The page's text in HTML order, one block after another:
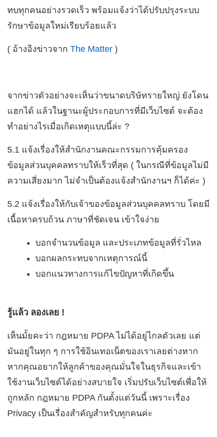
ทบทุกคนอย่างรวดเร็ว พร้อมแจ้งว่าได้ปรับปรุงระบบ
รักษาข้อมูลใหม่เรียบร้อยแล้ว
( อ้างอิงข่าวจาก The Matter )
จากข่าวตัวอย่างจะเห็นว่าขนาดบริษัทรายใหญ่ ยังโดน
แฮกได้ แล้วในฐานะผู้ประกอบการที่มีเว็บไซต์ จะต้อง
ทำอย่างไรเมื่อเกิดเหตุแบบนี้ล่ะ ?
5.1 แจ้งเรื่องให้สำนักงานคณะกรรมการคุ้มครอง
ข้อมูลส่วนบุคคลทราบให้เร็วที่สุด ( ในกรณีที่ข้อมูลไม่มี
ความเสี่ยงมาก ไม่จำเป็นต้องแจ้งสำนักงานฯ ก็ได้ค่ะ )
5.2 แจ้งเรื่องให้กับเจ้าของข้อมูลส่วนบุคคลทราบ โดยมี
เนื้อหาครบถ้วน ภาษาที่ชัดเจน เข้าใจง่าย
บอกจำนวนข้อมูล และประเภทข้อมูลที่รั่วไหล
บอกผลกระทบจากเหตุการณ์นี้
บอกแนวทางการแก้ไขปัญหาที่เกิดขึ้น
รู้แล้ว ลองเลย !
เห็นมั้ยคะว่า กฎหมาย PDPA ไม่ได้อยู่ไกลตัวเลย แต่
มันอยู่ในทุก ๆ การใช้อินเทอเน็ตของเราเลยต่างหาก
หากคุณอยากให้ลูกค้าของคุณมั่นใจในธุรกิจและเข้า
ใช้งานเว็บไซต์ได้อย่างสบายใจ เริ่มปรับเว็บไซต์เพื่อให้
ถูกหลัก กฎหมาย PDPA กันตั้งแต่วันนี้ เพราะเรื่อง
Privacy เป็นเรื่องสำคัญสำหรับทุกคนค่ะ